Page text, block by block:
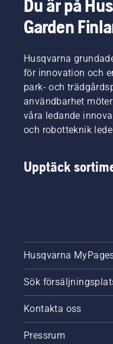
Du är på
Garden
Husqvarna
för innovation och
park- och
användbarhet
våra ledande
och robotteknik
Upptäck
Husqvarna
Sök
Kontakta oss
Pressrum